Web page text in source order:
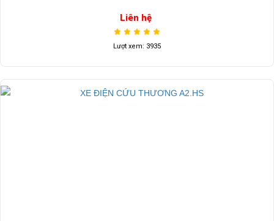
Liên hệ
Lượt xem: 3935